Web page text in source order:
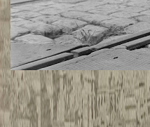
TWITTER TUMBLR